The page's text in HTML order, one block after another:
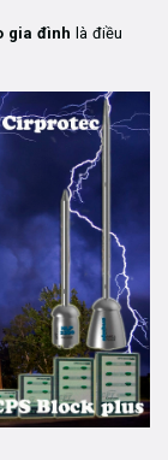
gia đình là điều